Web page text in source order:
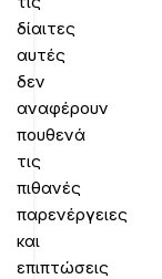
δίαιτες
αυτές
δεν
αναφέρουν
πουθενά
τις
πιθανές
παρενέργειες
και
επιπτώσεις